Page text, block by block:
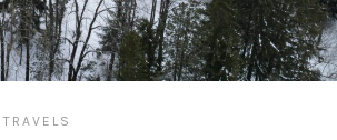
TRAVELS